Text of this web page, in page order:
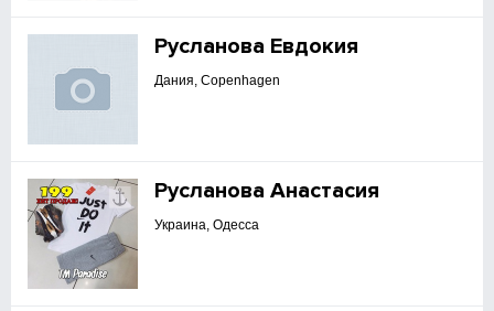
Русланова Евдокия
Дания, Copenhagen
Русланова Анастасия
Украина, Одесса